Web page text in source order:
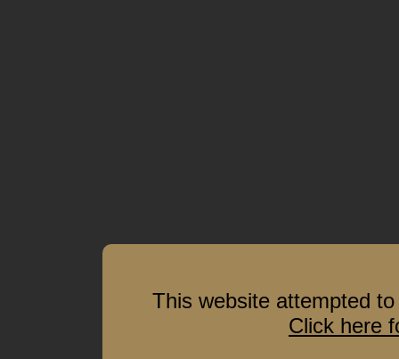
This website attempted
Click here